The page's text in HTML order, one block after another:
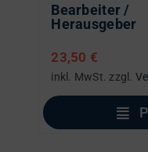
Bearbeiter /
Herausgeber
23,50 €
inkl. MwSt. zzgl.